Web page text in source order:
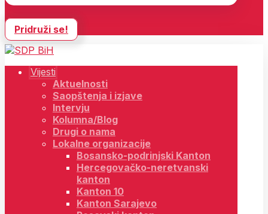
Pridruži se!
Vijesti
Aktuelnosti
Saopštenja i izjave
Intervju
Kolumna/Blog
Drugi o nama
Lokalne organizacije
Bosansko-podrinjski Kanton
Hercegovačko-neretvanski
kanton
Kanton 10
Kanton Sarajevo